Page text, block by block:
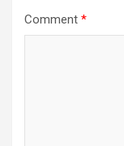
Comment *